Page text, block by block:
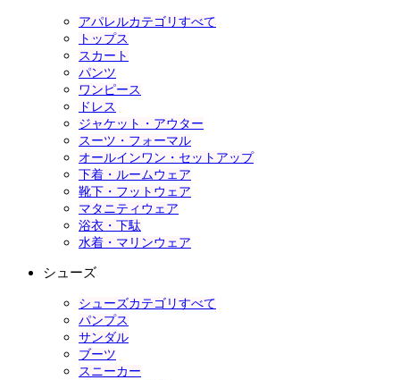
アパレルカテゴリすべて
トップス
スカート
パンツ
ワンピース
ドレス
ジャケット・アウター
スーツ・フォーマル
オールインワン・セットアップ
下着・ルームウェア
靴下・フットウェア
マタニティウェア
浴衣・下駄
水着・マリンウェア
シューズ
シューズカテゴリすべて
パンプス
サンダル
ブーツ
スニーカー